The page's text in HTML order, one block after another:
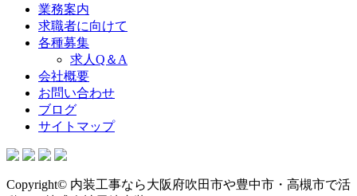
業務案内
求職者に向けて
各種募集
求人Q＆A
会社概要
お問い合わせ
ブログ
サイトマップ
Copyright© 内装工事なら大阪府吹田市や豊中市・高槻市で活